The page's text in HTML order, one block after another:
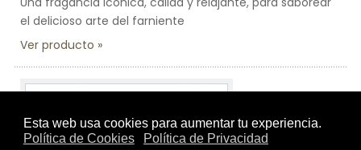
el delicioso arte del farniente
Ver producto